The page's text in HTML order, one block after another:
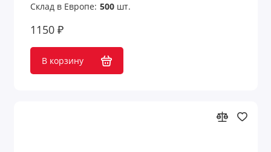
Склад в Европе: 500шт.
1150 ₽
В корзину